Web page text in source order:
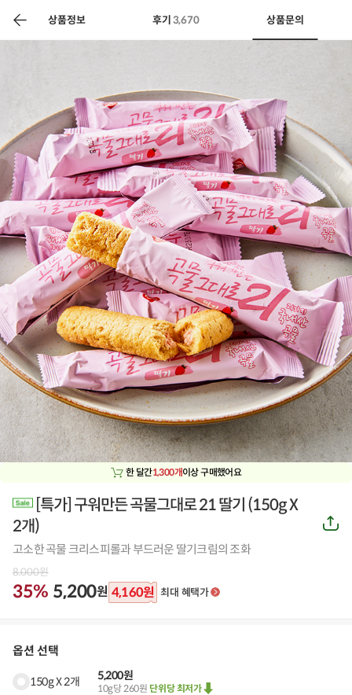
상품정보 후기 3,670 상품문의
인 농축산물할인 찬들마루 주문/배송 고객센터
한 달간1,300개이상 구매했어요
[특가] 구워만든 곡물그대로 21 딸기 (150g X
2개)
고소한 곡물 크리스피롤과 부드러운 딸기크림의 조화
8,000원
35% 5,200원 4,160원 최대 혜택가
공
유
옵션 선택
150g X 2개 5,200원
10g당 260원 단위당 최저가